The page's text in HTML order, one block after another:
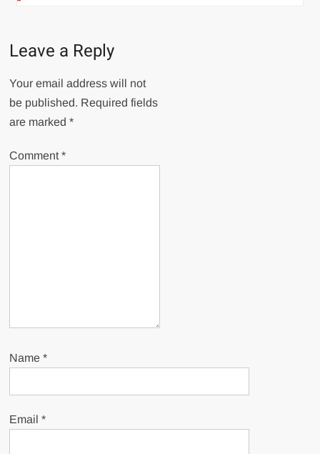
Leave a Reply
Your email address will not
be published. Required fields
are marked*
Comment*
Name*
Email*